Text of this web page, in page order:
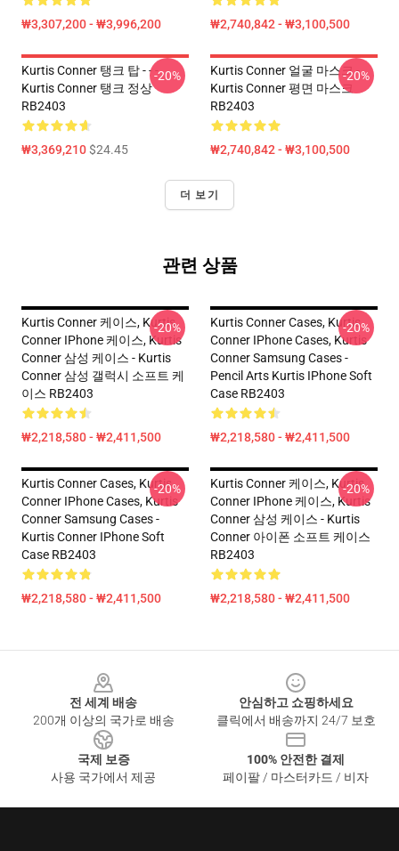
₩3,307,200 - ₩3,996,200 ₩2,740,842 - ₩3,100,500
Kurtis Conner 탱크 탑 - - -
Kurtis Conner 탱크 정상
RB2403
₩3,369,210$24.45
-20%
Kurtis Conner 얼굴 마스크 -
Kurtis Conner 평면 마스크
RB2403
₩2,740,842 - ₩3,100,500
-20%
더 보기
관련 상품
Kurtis Conner 케이스, Kurtis
Conner IPhone 케이스, Kurtis
Conner 삼성 케이스 - Kurtis
Conner 삼성 갤럭시 소프트 케
이스 RB2403
₩2,218,580 - ₩2,411,500
-20%
Kurtis Conner Cases, Kurtis
Conner IPhone Cases, Kurtis
Conner Samsung Cases -
Pencil Arts Kurtis IPhone Soft
Case RB2403
₩2,218,580 - ₩2,411,500
-20%
Kurtis Conner Cases, Kurtis
Conner IPhone Cases, Kurtis
Conner Samsung Cases -
Kurtis Conner IPhone Soft
Case RB2403
₩2,218,580 - ₩2,411,500
-20%
Kurtis Conner 케이스, Kurtis
Conner IPhone 케이스, Kurtis
Conner 삼성 케이스 - Kurtis
Conner 아이폰 소프트 케이스
RB2403
₩2,218,580 - ₩2,411,500
-20%
전 세계 배송
200개 이상의 국가로 배송
안심하고 쇼핑하세요
클릭에서 배송까지 24/7 보호
국제 보증
사용 국가에서 제공
100% 안전한 결제
페이팔 / 마스터카드 / 비자